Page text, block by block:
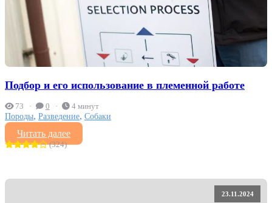
Подбор и его использование в племенной работе
73 0 4 минут
Породы, Разведение, Собаки
Читать далее
(324)
23.11.2024